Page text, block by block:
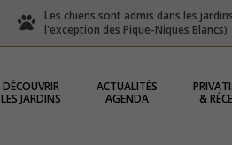
Les chiens sont admis dans les
l'exception des Pique-Niques Blancs)
DÉCOUVRIR
LES JARDINS
ACTUALITÉS
AGENDA
&